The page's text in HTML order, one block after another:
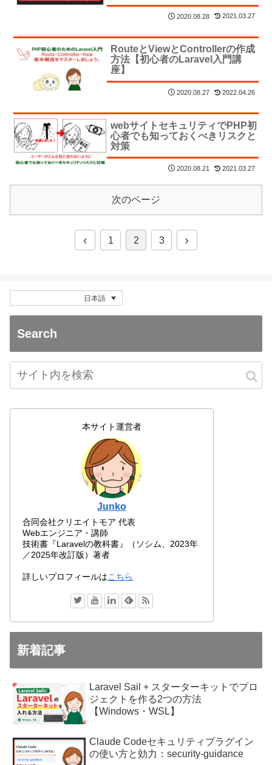
2020.08.28 2021.03.27
RouteとViewとControllerの作成
方法【初心者のLaravel入門講
座】
2020.08.27 2022.04.26
webサイトセキュリティでPHP初
心者でも知っておくべきリスクと
対策
2020.08.21 2021.03.27
次のページ
1 2 3
日本語
Search
本サイト運営者
Junko
合同会社クリエイトモア 代表
Webエンジニア・講師
技術書『Laravelの教科書』（ソシム、2023年
／2025年改訂版）著者
詳しいプロフィールはこちら
新着記事
Laravel Sail + スターターキットでプロ
ジェクトを作る2つの方法
【Windows・WSL】
Claude Codeセキュリティプラグイン
の使い方と効力：security-guidance